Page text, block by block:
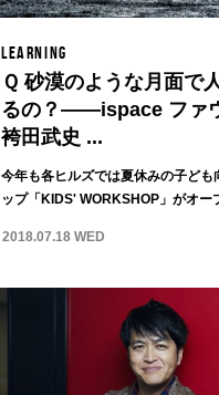
LEARNING
Ｑ 砂漠のような月面で
るの？——ispace ファ
袴田武史 ...
今年も各ヒルズでは夏休みの子ども
ップ「KIDS' WORKSHOP」がオー
2018.07.18 WED